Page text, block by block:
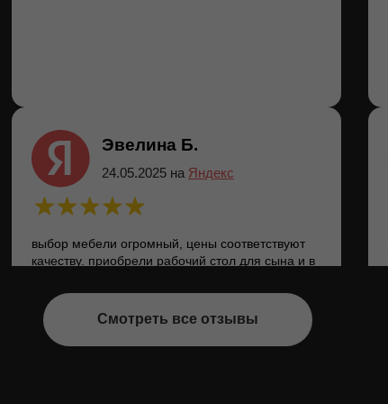
Эвелина Б.
выбор мебели огромный, цены соответствуют
качеству. приобрели рабочий стол для сына и в
остались довольны ;)
24.05.2025 на Яндекс
Смотреть все отзывы